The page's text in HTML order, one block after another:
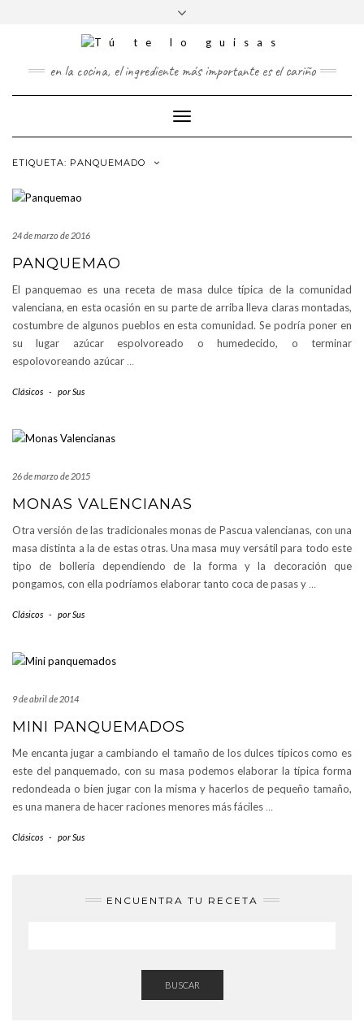
TWITTERPINTEREST
cabecera
en la cocina, el ingrediente más importante es el cariño
Cambiar
modo
ETIQUETA: PANQUEMADO
24 de marzo de 2016
PANQUEMAO
El panquemao es una receta de masa dulce típica de la comunidad
valenciana, en esta ocasión en su parte de arriba lleva claras montadas,
costumbre de algunos pueblos en esta comunidad. Se podría poner en
su lugar azúcar espolvoreado o humedecido, o terminar
espolovoreando azúcar …
Clásicos - porSus
26 de marzo de 2015
MONAS VALENCIANAS
Otra versión de las tradicionales monas de Pascua valencianas, con una
masa distinta a la de estas otras. Una masa muy versátil para todo este
tipo de bollería dependiendo de la forma y la decoración que
pongamos, con ella podríamos elaborar tanto coca de pasas y …
Clásicos - porSus
9 de abril de 2014
MINI PANQUEMADOS
Me encanta jugar a cambiando el tamaño de los dulces típicos como es
este del panquemado, con su masa podemos elaborar la típica forma
redondeada o bien jugar con la misma y hacerlos de pequeño tamaño,
es una manera de hacer raciones menores más fáciles …
Clásicos - porSus
ENCUENTRA TU RECETA
BUSCAR